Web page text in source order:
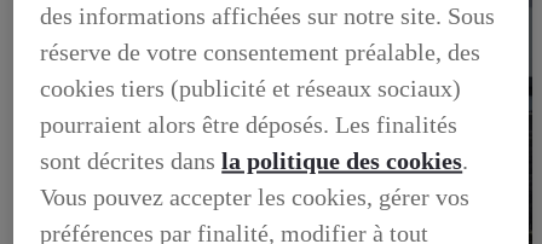
des informations affichées sur notre site. Sous
réserve de votre consentement préalable, des
cookies tiers (publicité et réseaux sociaux)
pourraient alors être déposés. Les finalités
sont décrites dansla politique des cookies.
Vous pouvez accepter les cookies, gérer vos
préférences par finalité, modifier à tout